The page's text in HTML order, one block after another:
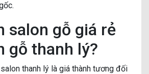
salon gỗ giá rẻ
gỗ thanh lý?
thanh lý là giá thành tương đối